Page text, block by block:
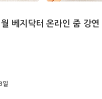
베지닥터 온라인 줌 강연
일